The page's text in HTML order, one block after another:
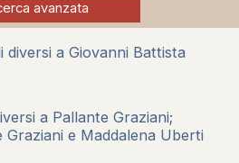
avanzata
a Giovanni Battista
a Pallante Graziani;
e Maddalena Uberti